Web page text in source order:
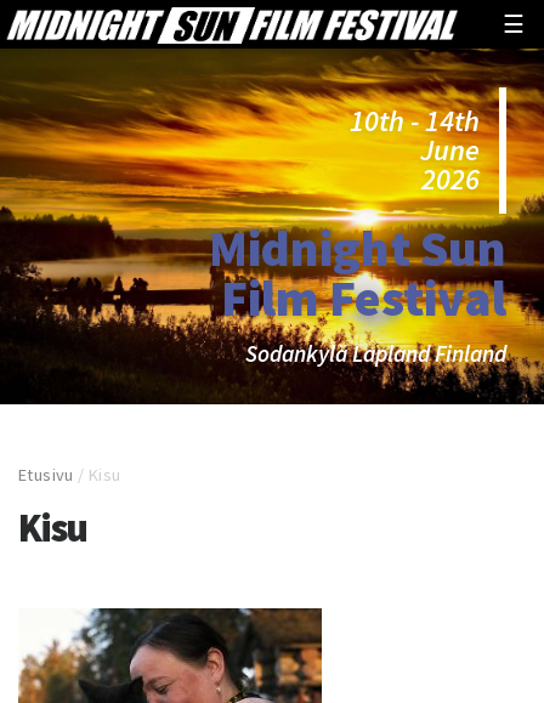
☰
10th - 14th
June
2026
Midnight Sun
Film Festival
Sodankylä Lapland Finland
Etusivu / Kisu
Kisu